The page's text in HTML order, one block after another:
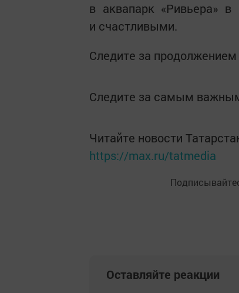
в аквапарк «Ривьера»
и счастливыми.
Следите за продолжением
Следите за самым
Читайте новости
https://max.ru/tatmedia
Оставляйте реакции